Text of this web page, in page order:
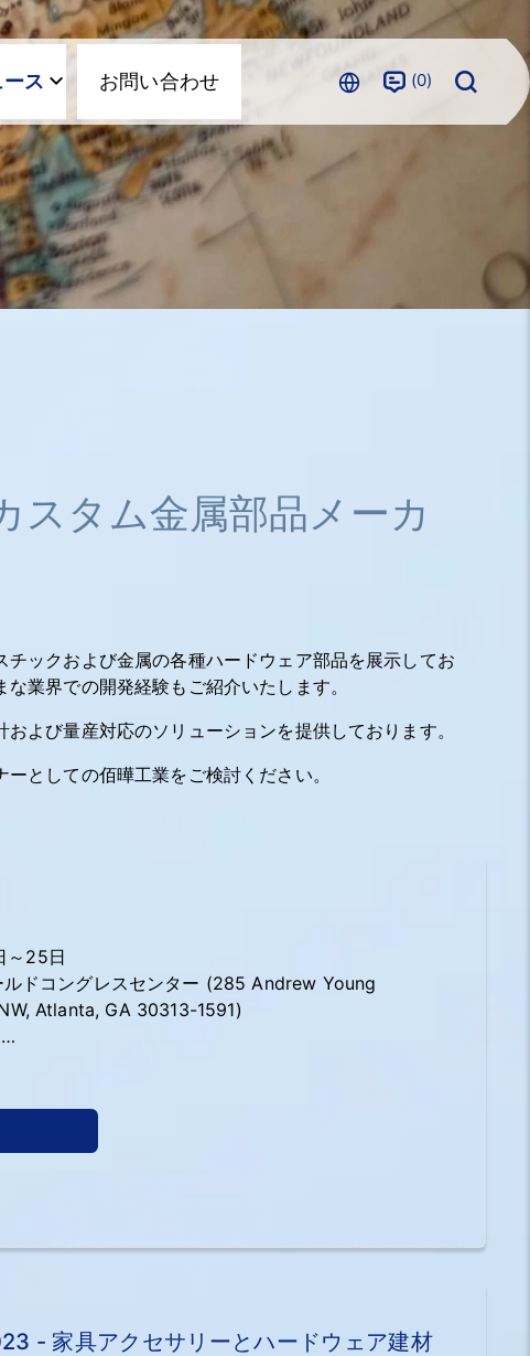
ス お問い合わせ 0
スタム金属部品メーカ
ックおよび金属の各種ハードウェア部品を展示してお
業界での開発経験もご紹介いたします。
よび量産対応のソリューションを提供しております。
としての佰曄工業をご検討ください。
～25日
ルドコングレスセンター (285 Andrew Young
Atlanta, GA 30313-1591)
- 家具アクセサリーとハードウェア建材